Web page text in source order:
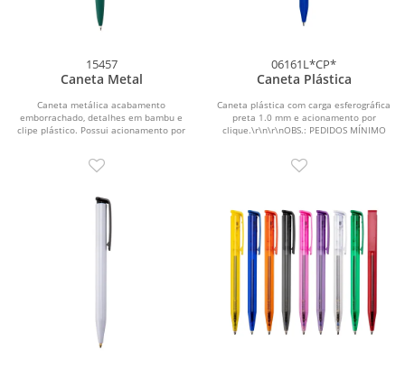
15457
Caneta Metal
Caneta metálica acabamento
emborrachado, detalhes em bambu e
clipe plástico. Possui acionamento por
06161L*CP*
Caneta Plástica
Caneta plástica com carga esferográfica
preta 1.0 mm e acionamento por
clique.\r\n\r\nOBS.: PEDIDOS MÍNIMO